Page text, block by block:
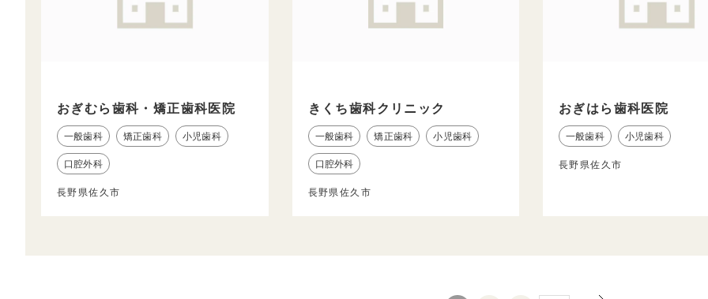
おぎむら歯科・矯正歯科医院
一般歯科 矯正歯科 小児歯科
口腔外科
長野県佐久市
きくち歯科クリニック
一般歯科 矯正歯科 小児歯科
口腔外科
長野県佐久市
おぎはら歯科医院
一般歯科 小児歯科
長野県佐久市